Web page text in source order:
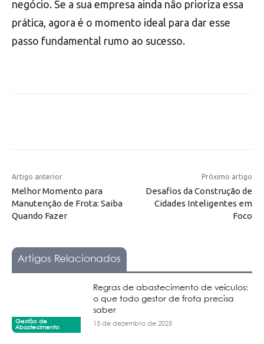
negócio. Se a sua empresa ainda não prioriza essa
prática, agora é o momento ideal para dar esse
passo fundamental rumo ao sucesso.
Artigo anterior
Melhor Momento para
Manutenção de Frota: Saiba
Quando Fazer
Próximo artigo
Desafios da Construção de
Cidades Inteligentes em
Foco
Artigos Relacionados
Gestão de
Abastecimento
Regras de abastecimento de veículos:
o que todo gestor de frota precisa
saber
15 de dezembro de 2025